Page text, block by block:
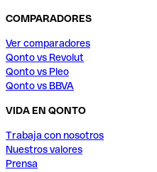
COMPARADORES
Ver comparadores
Qonto vs Revolut
Qonto vs Pleo
Qonto vs BBVA
VIDA EN QONTO
Trabaja con nosotros
Nuestros valores
Prensa